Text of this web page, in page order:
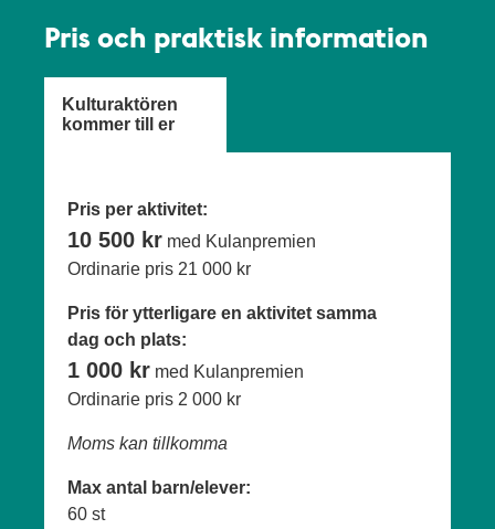
Pris och praktisk information
Kulturaktören
kommer till er
Pris per aktivitet:
10 500 kr med Kulanpremien
Ordinarie pris 21 000 kr
Pris för ytterligare en aktivitet samma
dag och plats:
1 000 kr med Kulanpremien
Ordinarie pris 2 000 kr
Moms kan tillkomma
Max antal barn/elever:
60 st